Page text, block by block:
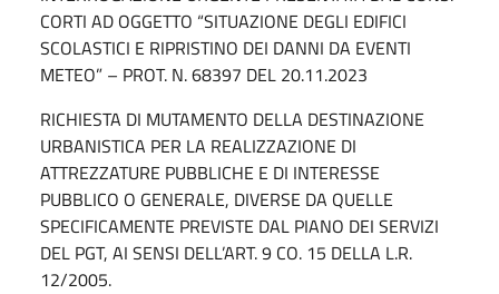
CORTI AD OGGETTO “SITUAZIONE DEGLI EDIFICI
SCOLASTICI E RIPRISTINO DEI DANNI DA EVENTI
METEO” – PROT. N. 68397 DEL 20.11.2023
RICHIESTA DI MUTAMENTO DELLA DESTINAZIONE
URBANISTICA PER LA REALIZZAZIONE DI
ATTREZZATURE PUBBLICHE E DI INTERESSE
PUBBLICO O GENERALE, DIVERSE DA QUELLE
SPECIFICAMENTE PREVISTE DAL PIANO DEI SERVIZI
DEL PGT, AI SENSI DELL’ART. 9 CO. 15 DELLA L.R.
12/2005.